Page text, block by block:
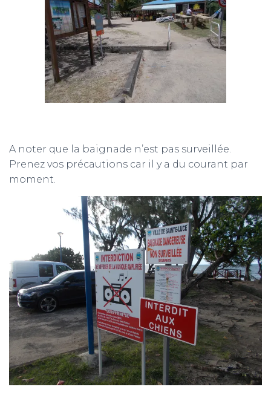
A noter que la baignade n’est pas surveillée.
Prenez vos précautions car il y a du courant par
moment.